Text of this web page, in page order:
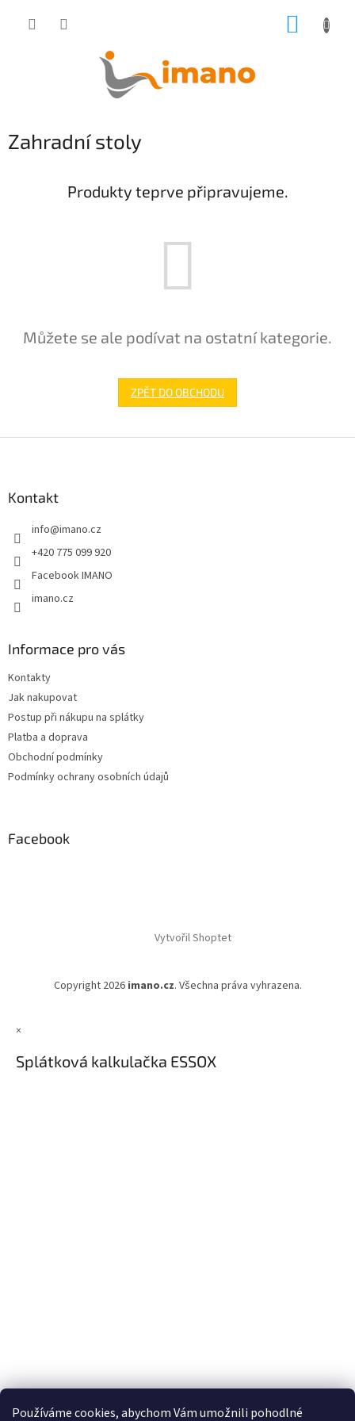
Používáme cookies, abychom Vám umožnili pohodlné
Zahradní stoly
Produkty teprve připravujeme.
Můžete se ale podívat na ostatní kategorie.
ZPĚT DO OBCHODU
Kontakt
info@imano.cz
+420 775 099 920
Facebook IMANO
imano.cz
Informace pro vás
Kontakty
Jak nakupovat
Postup při nákupu na splátky
Platba a doprava
Obchodní podmínky
Podmínky ochrany osobních údajů
Facebook
Vytvořil Shoptet
Copyright 2026 imano.cz. Všechna práva vyhrazena.
×
Splátková kalkulačka ESSOX